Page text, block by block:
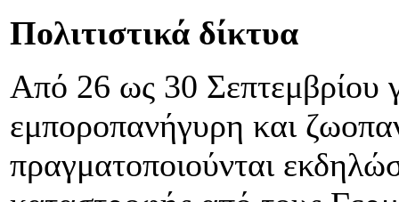
Πολιτιστικά δίκτυα
Από 26 ως 30 Σεπτεμβρίου
εμποροπανήγυρη και
πραγματοποιούνται